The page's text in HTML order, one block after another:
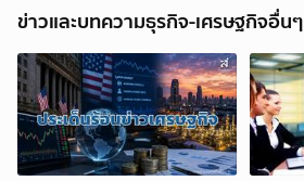
ข่าวและบทความธุรกิจ-เศรษฐกิจอื่นๆ